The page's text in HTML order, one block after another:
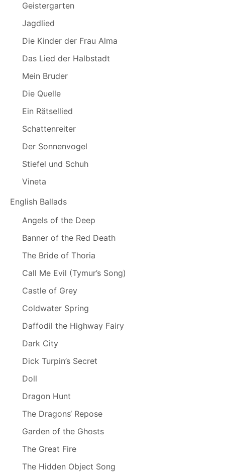
Geistergarten
Jagdlied
Die Kinder der Frau Alma
Das Lied der Halbstadt
Mein Bruder
Die Quelle
Ein Rätsellied
Schattenreiter
Der Sonnenvogel
Stiefel und Schuh
Vineta
English Ballads
Angels of the Deep
Banner of the Red Death
The Bride of Thoria
Call Me Evil (Tymur’s Song)
Castle of Grey
Coldwater Spring
Daffodil the Highway Fairy
Dark City
Dick Turpin’s Secret
Doll
Dragon Hunt
The Dragons‘ Repose
Garden of the Ghosts
The Great Fire
The Hidden Object Song